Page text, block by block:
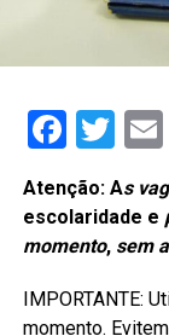
Atenção: As
escolaridade e
momento, sem
IMPORTANTE:
momento.